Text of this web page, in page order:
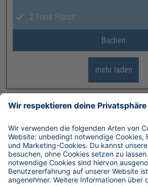
2 Freie Plätze
Buchen
mehr laden
Savoyen - La Rosière
05.03.2027 -